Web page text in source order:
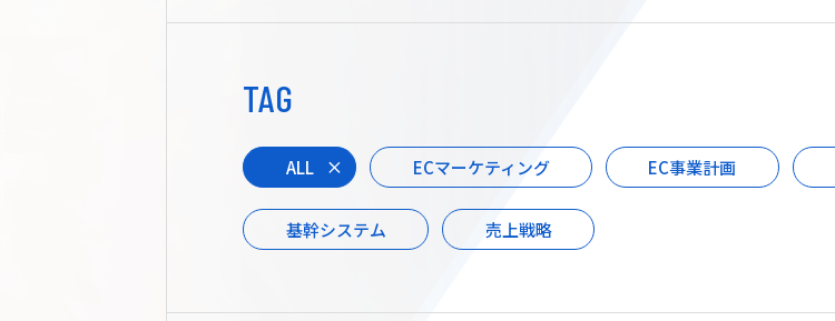
TAG
ALL ECマーケティング EC事業計画
基幹システム 売上戦略